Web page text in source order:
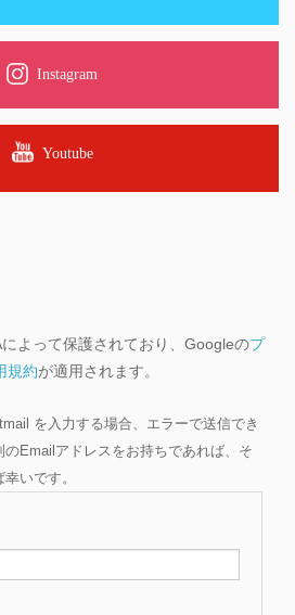
Instagram
Youtube
よって保護されており、Googleのプ
規約が適用されます。
を入力する場合、エラーで送信でき
Emailアドレスをお持ちであれば、そ
いです。